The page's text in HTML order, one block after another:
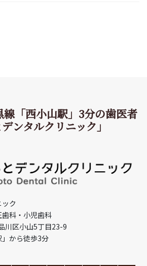
線「西小山駅」3分の歯医者
デンタルクリニック」
ク
科・小児歯科
区小山5丁目23-9
から徒歩3分